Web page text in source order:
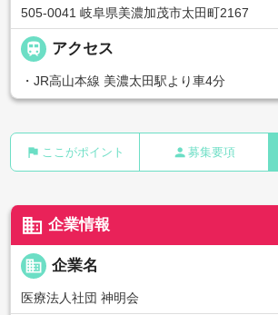
505-0041 岐阜県美濃加茂市太田町2167
 アクセス
・JR高山本線 美濃太田駅より車4分
flag ここがポイント person 募集要項
business 企業情報
business 企業名
医療法人社団 神明会